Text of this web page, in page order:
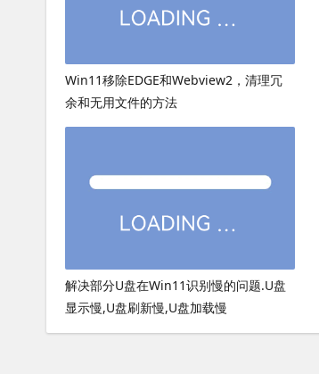
Win11移除EDGE和Webview2，清理冗
余和无用文件的方法
解决部分U盘在Win11识别慢的问题.U盘
显示慢,U盘刷新慢,U盘加载慢